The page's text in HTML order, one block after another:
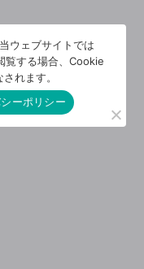
ウェブサイトでは
覧する場合、Cookie
れます。
ーポリシー